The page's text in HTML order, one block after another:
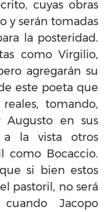
cuyas obras
y serán tomadas
la posteridad.
como Virgilio,
agregarán su
este poeta que
tomando,
Augusto en sus
a la vista otros
como Bocaccio.
si bien estos
pastoril, no será
Jacopo